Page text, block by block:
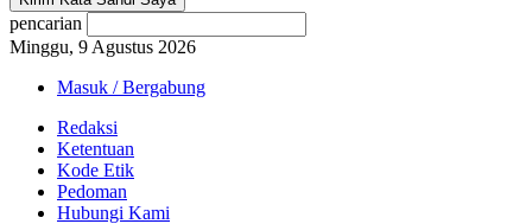
pencarian
Minggu, 9 Agustus 2026
Masuk / Bergabung
Redaksi
Ketentuan
Kode Etik
Pedoman
Hubungi Kami